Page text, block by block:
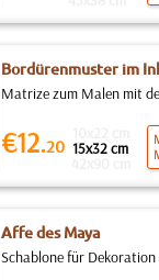
Bordürenmuster im
Matrize zum Malen mit
€12.20 15x32 cm
Affe des Maya
Schablone für